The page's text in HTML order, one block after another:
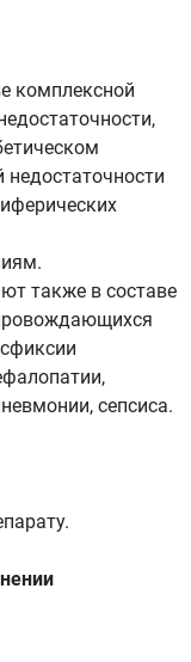
комплексной
недостаточности
также в составе
сепсиса.